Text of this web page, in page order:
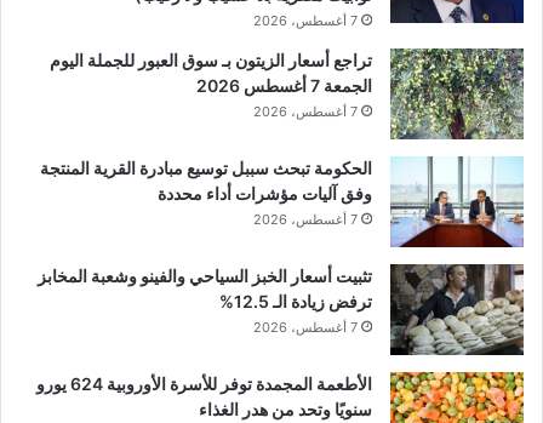
7 أغسطس، 2026
تراجع أسعار الزيتون بـ سوق العبور للجملة اليوم
الجمعة 7 أغسطس 2026
7 أغسطس، 2026
الحكومة تبحث سببل توسيع مبادرة القرية المنتجة
وفق آليات مؤشرات أداء محددة
7 أغسطس، 2026
تثبيت أسعار الخبز السياحي والفينو وشعبة المخابز
ترفض زيادة الـ 12.5%
7 أغسطس، 2026
الأطعمة المجمدة توفر للأسرة الأوروبية 624 يورو
سنويًا وتحد من هدر الغذاء